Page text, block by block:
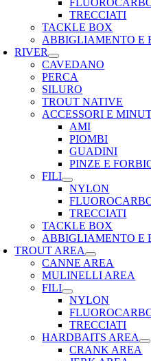
TRECCIATI
TACKLE BOX
ABBIGLIAMENTO E
RIVER
CAVEDANO
PERCA
SILURO
TROUT NATIVE
ACCESSORI E
AMI
PIOMBI
GUADINI
PINZE E
FILI
NYLON
TRECCIATI
TACKLE BOX
ABBIGLIAMENTO E
TROUT AREA
CANNE AREA
MULINELLI AREA
FILI
NYLON
TRECCIATI
HARDBAITS AREA
CRANK AREA